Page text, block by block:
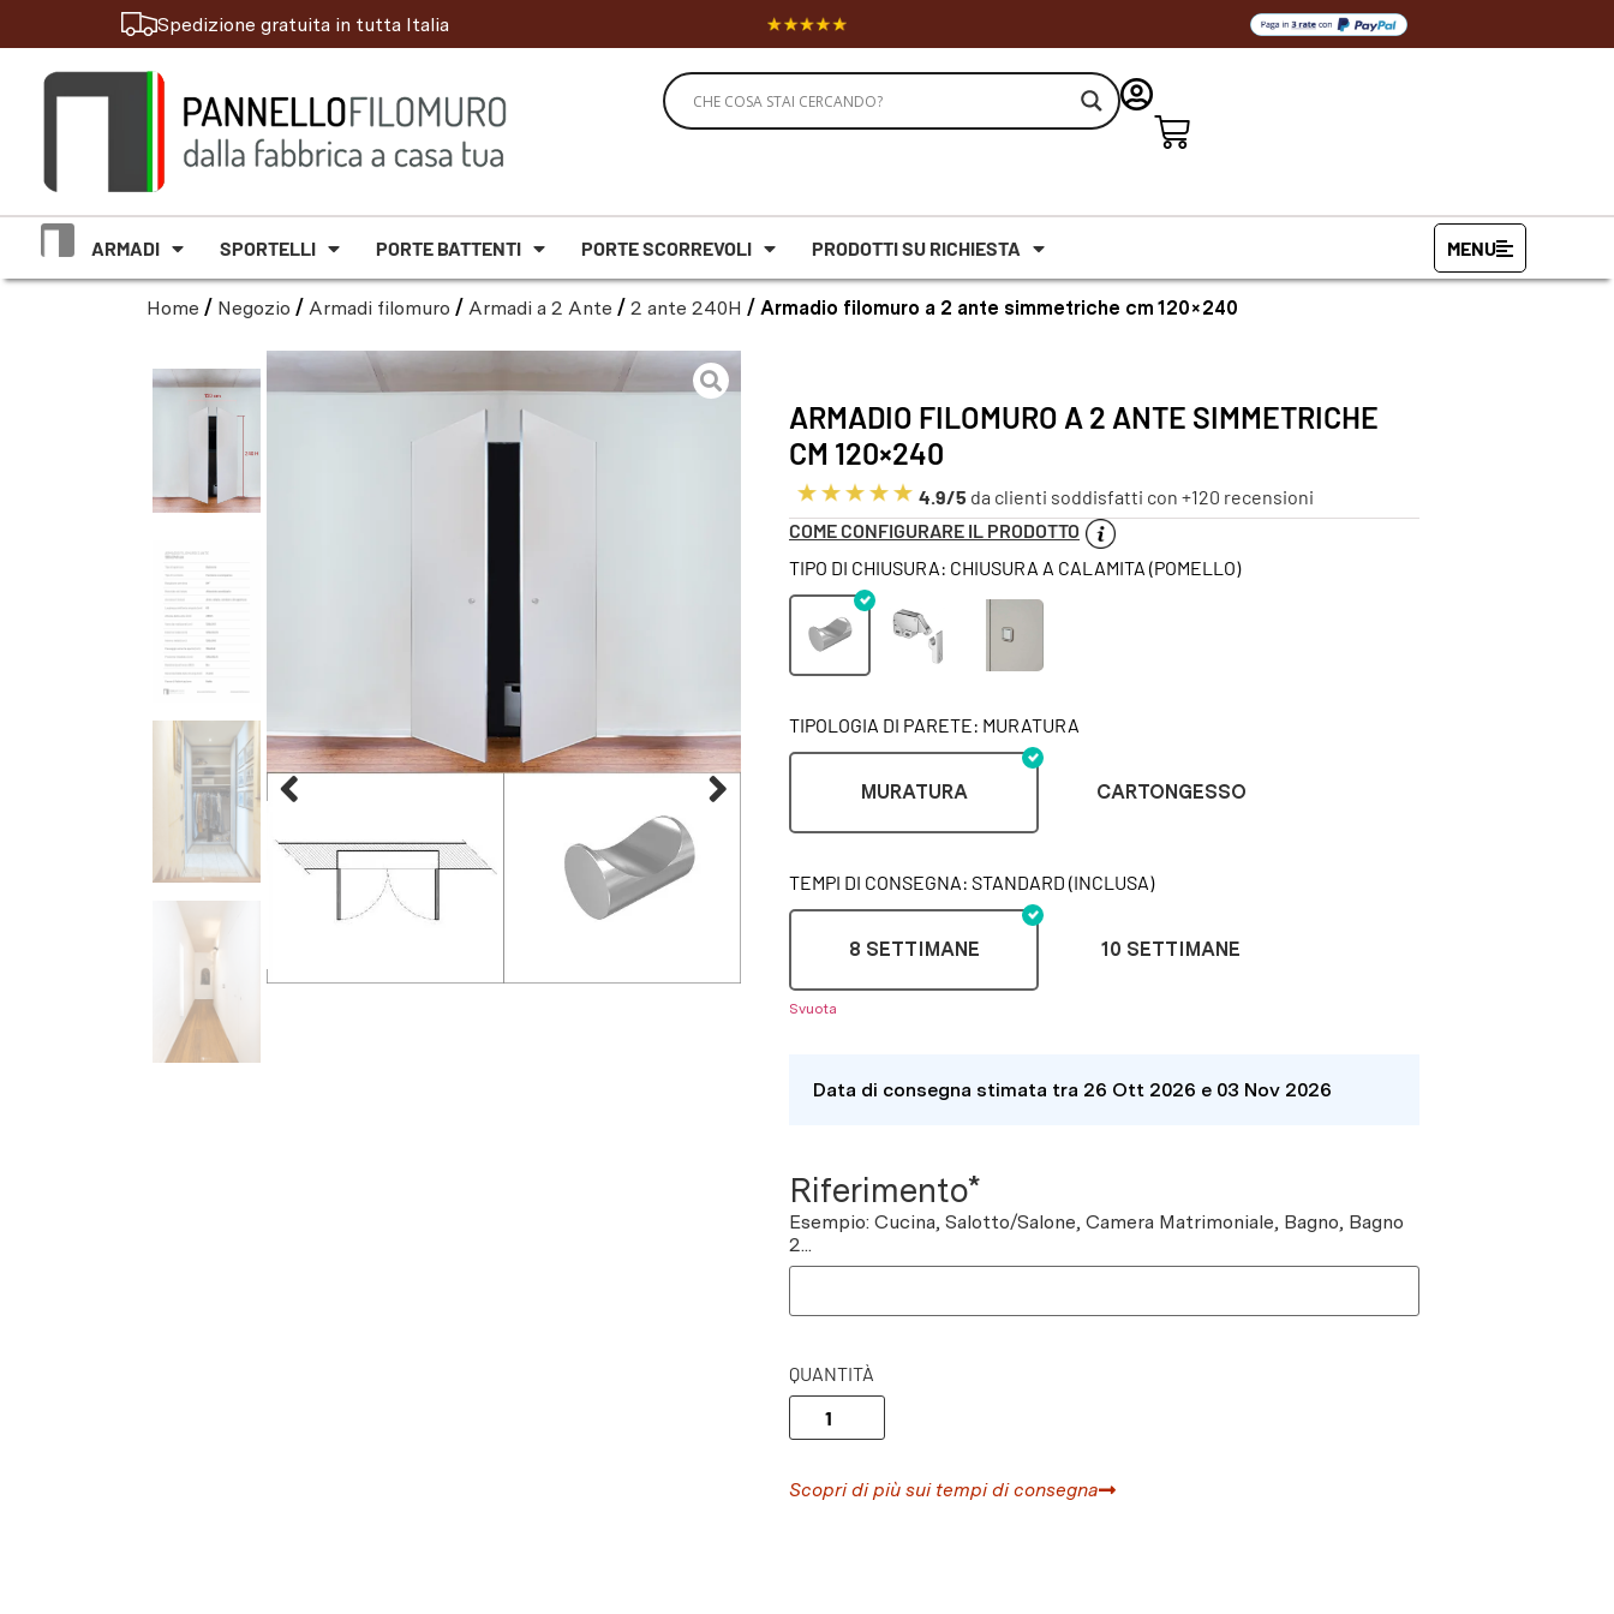
Spedizione gratuita in tutta Italia
ARMADI SPORTELLI PORTE BATTENTI PORTE SCORREVOLI PRODOTTI SU RICHIESTA MENU
Home / Negozio / Armadi filomuro / Armadi a 2 Ante / 2 ante 240H / Armadio filomuro a 2 ante simmetriche cm 120×240
ARMADIO FILOMURO A 2 ANTE SIMMETRICHE
CM 120×240
4.9/5 da clienti soddisfatti con +120 recensioni
COME CONFIGURARE IL PRODOTTO
TIPO DI CHIUSURA: CHIUSURA A CALAMITA (POMELLO)
TIPOLOGIA DI PARETE: MURATURA
MURATURA CARTONGESSO
TEMPI DI CONSEGNA: STANDARD (INCLUSA)
8 SETTIMANE 10 SETTIMANE
Svuota
Data di consegna stimata tra 26 Ott 2026 e 03 Nov 2026
Riferimento*
Esempio: Cucina, Salotto/Salone, Camera Matrimoniale, Bagno, Bagno
2...
QUANTITÀ
Scopri di più sui tempi di consegna